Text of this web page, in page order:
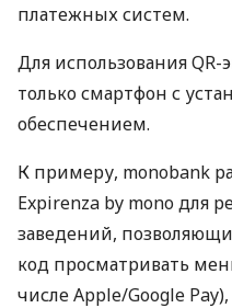
платежных систем.
Для использования QR-
только смартфон с
обеспечением.
К примеру, monobank
Expirenza by mono для
заведений,
код просматривать
числе Apple/Google